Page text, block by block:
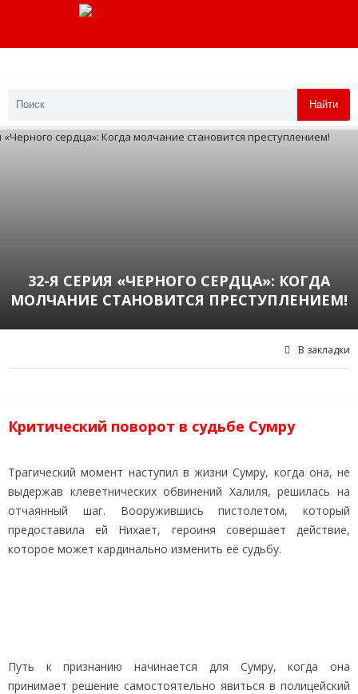
Найти
32-Я СЕРИЯ «ЧЕРНОГО СЕРДЦА»: КОГДА
МОЛЧАНИЕ СТАНОВИТСЯ ПРЕСТУПЛЕНИЕМ!
В закладки
Критический поворот в судьбе Сумру
Трагический момент наступил в жизни Сумру, когда она, не
выдержав клеветнических обвинений Халиля, решилась на
отчаянный шаг. Вооружившись пистолетом, который
предоставила ей Нихает, героиня совершает действие,
которое может кардинально изменить её судьбу.
Путь к признанию начинается для Сумру, когда она
принимает решение самостоятельно явиться в полицейский